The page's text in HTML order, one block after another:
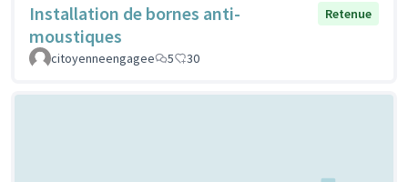
Installation de bornes anti-
moustiques
Retenue
citoyenneengagee 5 30